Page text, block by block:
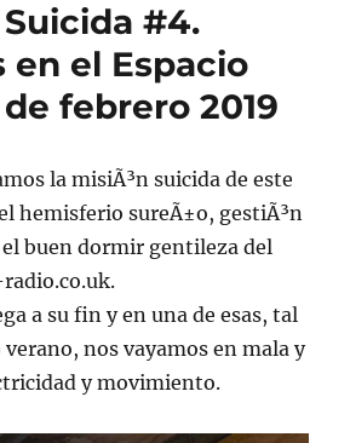
7
de
febrero
2022
#4.
en el Espacio
febrero 2019
la misiÃ³n suicida de este
hemisferio sureÃ±o, gestiÃ³n
buen dormir gentileza del
a su fin y en una de esas, tal
nos vayamos en mala y
y movimiento.